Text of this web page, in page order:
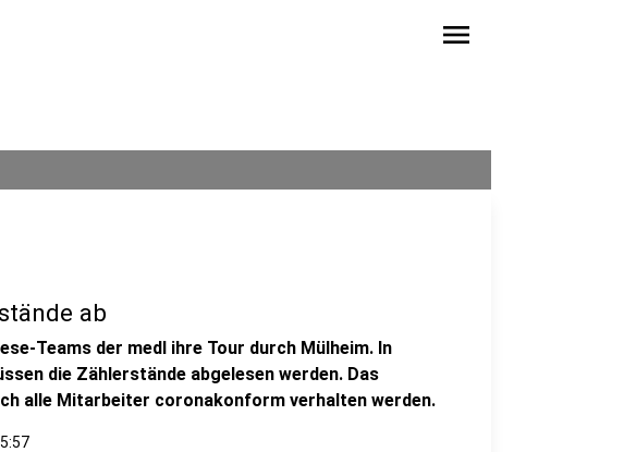
menu
ab
Teams der medl ihre Tour durch Mülheim. In
die Zählerstände abgelesen werden. Das
alle Mitarbeiter coronakonform verhalten werden.